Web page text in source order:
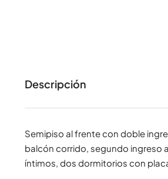
Descripción
Semipiso al frente con doble
balcón corrido, segundo ingreso
íntimos, dos dormitorios con